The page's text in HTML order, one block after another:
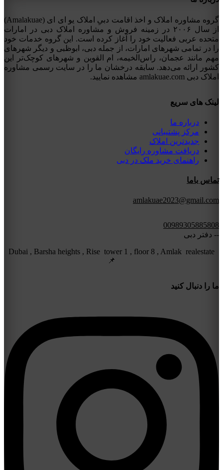
گروه مشاوره املاک و اخذ اقامت دبیِ املاک یو ای ای (Amalakuae)
از سال ۲۰۰۶ در زمینه فروش و مشاوره املاک دبی در امارات
متحده عربی فعالیت خود را آغاز کرده است. این گروه خدمات خود
را در تمامی شهرهای امارات، از جمله دبی، ابوظبی و دیگر شهرهای
مهم مانند عجمان، راس‌الخیمه، ام القوین و شهرهای کوچک‌تر این
کشور ارائه می‌دهد. سابقه درخشان ما را در سایت رسمی مشاوره
املاک دبی amlakuae.com مشاهده نمایید.
لینک های سریع
درباره ما
مرکز پشتیبانی
جدیدترین املاک
دریافت مشاوره رایگان
راهنمای خرید ملک در دبی
تماس باما
amlakuae2023@gmail.com
00989305885808
-- دفتر دبی
Dubai , Barsha heights , Rise tower 1 , floor 8 , Amlak realestate
📌
ما را دنبال کنید